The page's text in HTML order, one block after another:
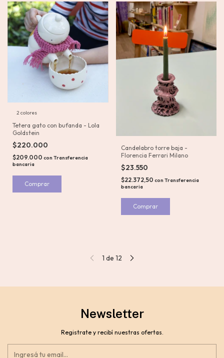
2 colores
Tetera gato con bufanda - Lola
Goldstein
$220.000
$209.000 con Transferencia
bancaria
Comprar
Candelabro torre baja -
Florencia Ferrari Milano
$23.550
$22.372,50 con Transferencia
bancaria
1 de 12
Newsletter
Registrate y recibí nuestras ofertas.